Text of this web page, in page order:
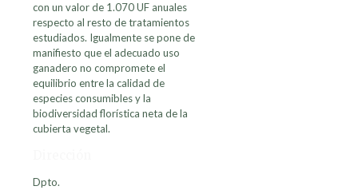
con un valor de 1.070 UF anuales
respecto al resto de tratamientos
estudiados. Igualmente se pone de
manifiesto que el adecuado uso
ganadero no compromete el
equilibrio entre la calidad de
especies consumibles y la
biodiversidad florística neta de la
cubierta vegetal.
Dpto.